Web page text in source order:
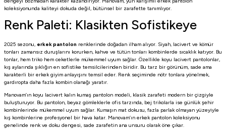
koleksiyonunda kaliteyi dokuda değil, bütünsel bir zarafette tanımlıyor.
Renk Paleti: Klasikten Sofistikeye
2025 sezonu, erkek pantolon renklerinde doğadan ilham alıyor. Siyah, lacivert ve kömür
tonları zamansız duruşlarını korurken, kahve ve tütün tonları kombinlerde sıcaklık katıyor. Bu
tonlar, hem triko hem ceketlerle mükemmel uyum sağlar. Özellikle koyu lacivert pantolonlar,
kış aylarında şıklığın en sofistike temsilcilerinden biridir. Bu tarz bir görünüm, sade ama
karakterli bir erkek giyim anlayışını temsil eder. Renk seçiminde nötr tonlara yönelmek,
gardıropta daha fazla kombin olanağı yaratır.
Manovam’ın koyu lacivert kalın kumaş pantolon modeli, klasik zarafeti modern bir çizgiyle
buluşturuyor. Bu pantolon, beyaz gömleklerle ofis tarzında, bej trikolarla ise günlük şehir
kombinlerinde mükemmel uyum sağlar. Kumaşın mat dokusu, fazla parlak olmayan yüzeyiyle
kış kombinlerine profesyonel bir hava katar. Manovam’ın erkek pantolon koleksiyonu
genelinde renk ve doku dengesi, sade zarafetin ana unsuru olarak öne çıkar.